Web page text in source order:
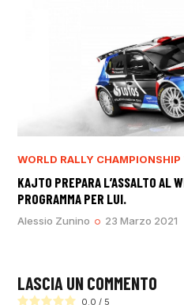
WORLD RALLY CHAMPIONSHIP
KAJTO PREPARA L’ASSALTO AL
PROGRAMMA PER LUI.
Alessio Zunino 23 Marzo 2021
LASCIA UN COMMENTO
0.0 / 5